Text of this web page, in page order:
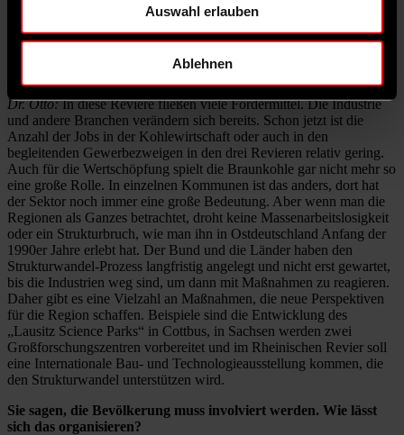
Auswahl erlauben
Ablehnen
meine ich die Kommunen, die Unternehmen und auch die
begreifen.
Was spricht dafür, dass das gelingt?
Dr. Otto:In diese Reviere fließen viele Fördermittel. Die Industrie
und andere Branchen verändern sich bereits. Schon jetzt ist die
Anzahl der Jobs in der Kohlewirtschaft oder auch in den
begleitenden Gewerbezweigen in den drei Revieren relativ gering.
Auch für die Wertschöpfung spielt die Braunkohle gar nicht mehr so
eine große Rolle. In einzelnen Kommunen ist das anders, dort hat
der Sektor noch immer eine große Bedeutung. Aber wenn man die
Regionen als Ganzes betrachtet, droht keine Massenarbeitslosigkeit
oder ein Strukturbruch, wie man ihn in Ostdeutschland Anfang der
1990er Jahre erlebt hat. Der Bund und die Länder haben den
Strukturwandel-Prozess langfristig angelegt und nicht erst gewartet,
bis die Industrien weg sind, um dann mit Maßnahmen zu reagieren.
Daher gibt es eine Vielzahl an Maßnahmen, die neue Perspektiven
für die Region schaffen. Beispiele sind die Entwicklung des
„Lausitz Science Parks“ in Cottbus, in Sachsen werden zwei
Großforschungszentren vorbereitet und im Rheinischen Revier soll
eine Internationale Bau- und Technologieausstellung kommen, die
den Strukturwandel unterstützen wird.
Sie sagen, die Bevölkerung muss ­involviert werden. Wie lässt
sich das organisieren?